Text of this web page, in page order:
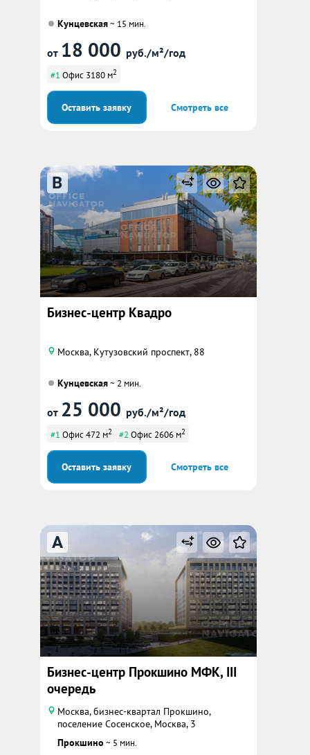
Кунцевская~ 15 мин.
от 18 000 руб./м²/год
#1 Офис 3180 м2
Оставить заявку Смотреть все
B
Бизнес-центр Квадро
Москва, Кутузовский проспект, 88
Кунцевская~ 2 мин.
от 25 000 руб./м²/год
#1 Офис 472 м2 #2 Офис 2606 м2
Оставить заявку Смотреть все
A
Бизнес-центр Прокшино МФК, III
очередь
Москва, бизнес-квартал Прокшино,
поселение Сосенское, Москва, 3
Прокшино ~ 5 мин.